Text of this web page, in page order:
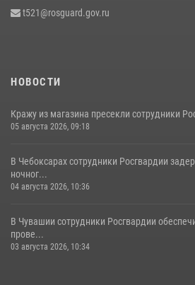
Республике напоминает о правилах
t521@rosguard.gov.ru
НОВОСТИ
Кражу из магазина пресекли сотрудники
05 августа 2026, 09:18
В Чебоксарах сотрудники Росгвардии
ночног...
04 августа 2026, 10:36
В Чувашии сотрудники Росгвардии
прове...
03 августа 2026, 10:34